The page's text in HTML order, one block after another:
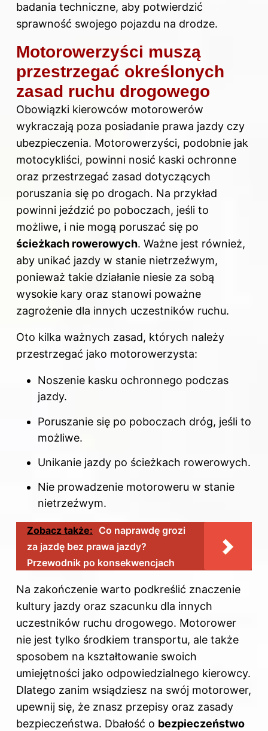
badania techniczne, aby potwierdzić
sprawność swojego pojazdu na drodze.
Motorowerzyści muszą
przestrzegać określonych
zasad ruchu drogowego
Obowiązki kierowców motorowerów
wykraczają poza posiadanie prawa jazdy czy
ubezpieczenia. Motorowerzyści, podobnie jak
motocykliści, powinni nosić kaski ochronne
oraz przestrzegać zasad dotyczących
poruszania się po drogach. Na przykład
powinni jeździć po poboczach, jeśli to
możliwe, i nie mogą poruszać się po
ścieżkach rowerowych. Ważne jest również,
aby unikać jazdy w stanie nietrzeźwym,
ponieważ takie działanie niesie za sobą
wysokie kary oraz stanowi poważne
zagrożenie dla innych uczestników ruchu.
Oto kilka ważnych zasad, których należy
przestrzegać jako motorowerzysta:
Noszenie kasku ochronnego podczas
jazdy.
Poruszanie się po poboczach dróg, jeśli to
możliwe.
Unikanie jazdy po ścieżkach rowerowych.
Nie prowadzenie motoroweru w stanie
nietrzeźwym.
Zobacz także: Co naprawdę grozi
za jazdę bez prawa jazdy?
Przewodnik po konsekwencjach
Na zakończenie warto podkreślić znaczenie
kultury jazdy oraz szacunku dla innych
uczestników ruchu drogowego. Motorower
nie jest tylko środkiem transportu, ale także
sposobem na kształtowanie swoich
umiejętności jako odpowiedzialnego kierowcy.
Dlatego zanim wsiądziesz na swój motorower,
upewnij się, że znasz przepisy oraz zasady
bezpieczeństwa. Dbałość o bezpieczeństwo